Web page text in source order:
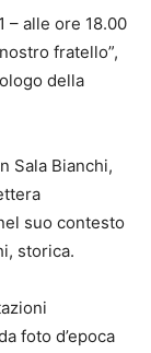
– alle ore 18.00
fratello”,
della
Sala Bianchi,
suo contesto
storica.
foto d’epoca